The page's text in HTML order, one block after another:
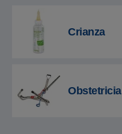
Crianza
Obstetricia